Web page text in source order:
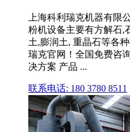
上海科利瑞克机器有限
粉机设备主要有方解石,
土,膨润土, 重晶石等各
瑞克官网！全国免费咨
决方案 产品 ...
联系电话: 180 3780 8511